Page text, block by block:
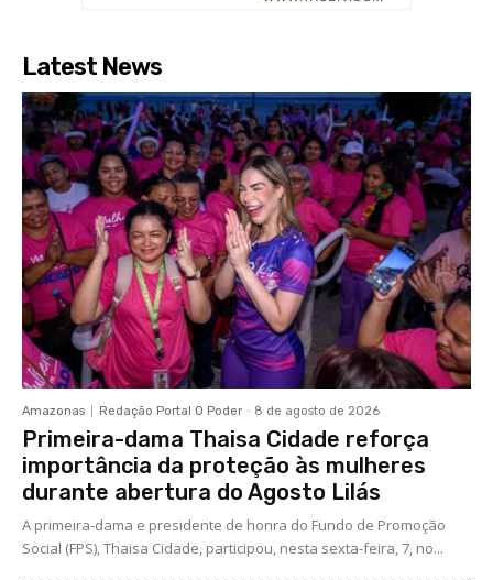
Latest News
Amazonas Redação Portal O Poder - 8 de agosto de 2026
Primeira-dama Thaisa Cidade reforça
importância da proteção às mulheres
durante abertura do Agosto Lilás
A primeira-dama e presidente de honra do Fundo de Promoção
Social (FPS), Thaisa Cidade, participou, nesta sexta-feira, 7, no...